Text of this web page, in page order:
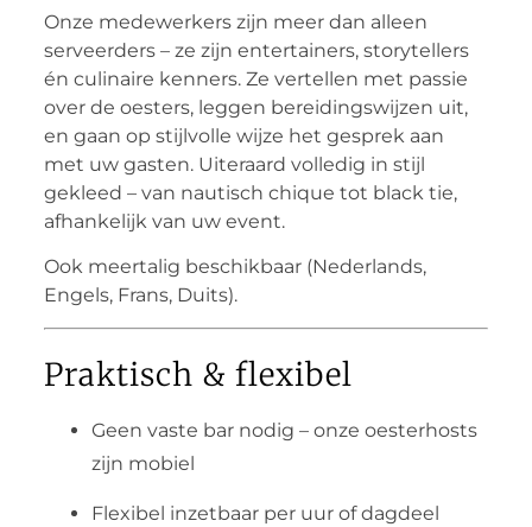
Onze medewerkers zijn meer dan alleen
serveerders – ze zijn entertainers, storytellers
én culinaire kenners. Ze vertellen met passie
over de oesters, leggen bereidingswijzen uit,
en gaan op stijlvolle wijze het gesprek aan
met uw gasten. Uiteraard volledig in stijl
gekleed – van nautisch chique tot black tie,
afhankelijk van uw event.
Ook meertalig beschikbaar (Nederlands,
Engels, Frans, Duits).
Praktisch & flexibel
Geen vaste bar nodig – onze oesterhosts
zijn mobiel
Flexibel inzetbaar per uur of dagdeel